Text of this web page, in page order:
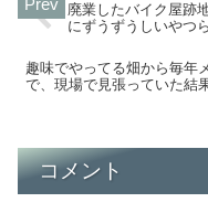
廃業したバイク屋跡
にずうずうしいやつ
趣味でやってる畑から毎年
で、現場で見張っていた結
コメント